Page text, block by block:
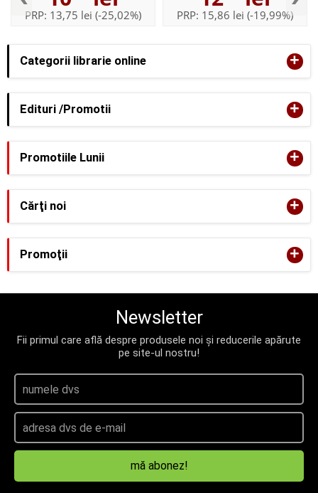
Categorii librarie online +
Edituri /Promotii +
PRP: 13,75 lei (-25,02%) PRP: 15,86 lei (-19,99%)
Promotiile Lunii +
Cărţi noi +
Promoţii +
Newsletter
Fii primul care află despre produsele noi și reducerile apărute
pe site-ul nostru!
mă abonez!